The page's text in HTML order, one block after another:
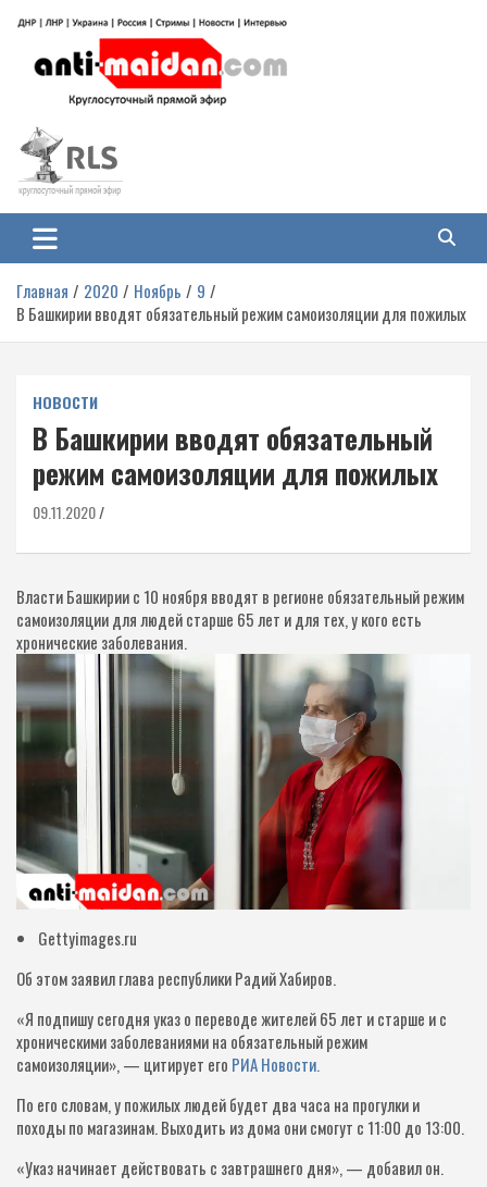
содержимому
Антимайдан: Гражданская война
на Украине
гражданской войне на Украине, включая события в Новороссии, ДНР,
ЛНР и других регионах.
Главная 2020 Ноябрь
9
В Башкирии вводят обязательный режим самоизоляции для пожилых
НОВОСТИ
В Башкирии вводят обязательный
режим самоизоляции для пожилых
09.11.2020
Власти Башкирии с 10 ноября вводят в регионе обязательный режим
самоизоляции для людей старше 65 лет и для тех, у кого есть
хронические заболевания.
Gettyimages.ru
Об этом заявил глава республики Радий Хабиров.
«Я подпишу сегодня указ о переводе жителей 65 лет и старше и с
хроническими заболеваниями на обязательный режим
самоизоляции», — цитирует его РИА Новости.
По его словам, у пожилых людей будет два часа на прогулки и
походы по магазинам. Выходить из дома они смогут с 11:00 до 13:00.
«Указ начинает действовать с завтрашнего дня», — добавил он.